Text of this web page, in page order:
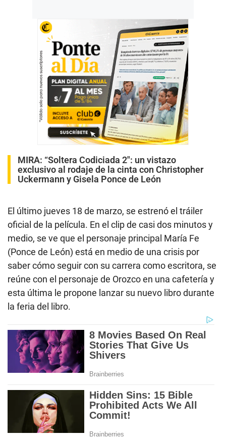
MIRA: “Soltera Codiciada 2″: un vistazo
exclusivo al rodaje de la cinta con Christopher
Uckermann y Gisela Ponce de León
El último jueves 18 de marzo, se estrenó el tráiler
oficial de la película. En el clip de casi dos minutos y
medio, se ve que el personaje principal María Fe
(Ponce de León) está en medio de una crisis por
saber cómo seguir con su carrera como escritora, se
reúne con el personaje de Orozco en una cafetería y
esta última le propone lanzar su nuevo libro durante
la feria del libro.